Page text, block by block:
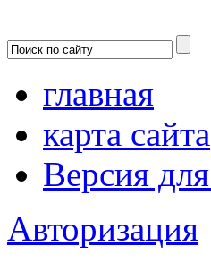
главная
карта сайта
Версия
Авторизация